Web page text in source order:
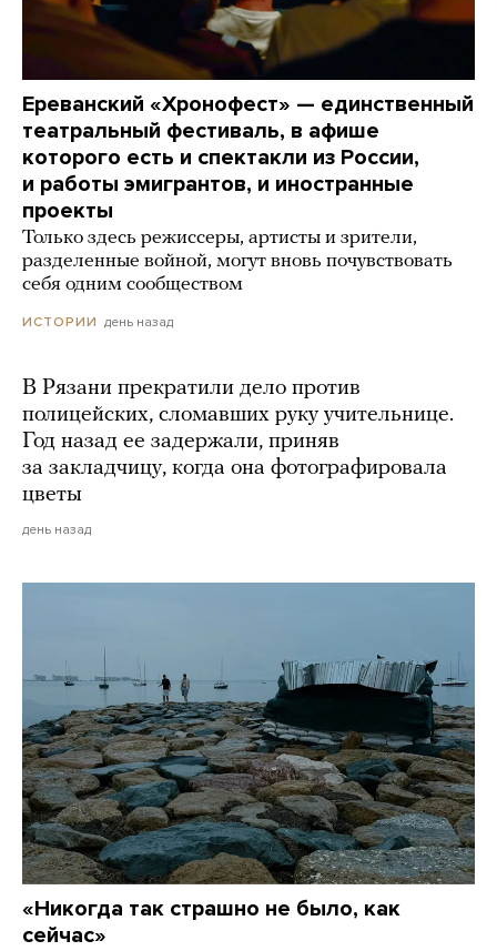
Ереванский «Хронофест» — единственный
театральный фестиваль, в афише
которого есть и спектакли из России,
и работы эмигрантов, и иностранные
проекты
Только здесь режиссеры, артисты и зрители,
разделенные войной, могут вновь почувствовать
себя одним сообществом
ИСТОРИИ день назад
В Рязани прекратили дело против
полицейских, сломавших руку учительнице.
Год назад ее задержали, приняв
за закладчицу, когда она фотографировала
цветы
день назад
«Никогда так страшно не было, как
сейчас»